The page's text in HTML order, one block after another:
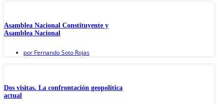
Asamblea Nacional Constituyente y
Asamblea Nacional
por Fernando Soto Rojas
Dos visitas. La confrontación geopolítica
actual